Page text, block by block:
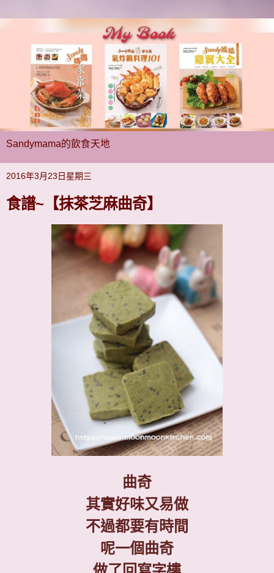
Sandymama的飲食天地
2016年3月23日星期三
食譜~【抹茶芝麻曲奇】
曲奇
其實好味又易做
不過都要有時間
呢一個曲奇